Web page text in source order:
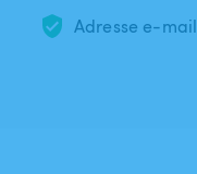
Adresse e-mail